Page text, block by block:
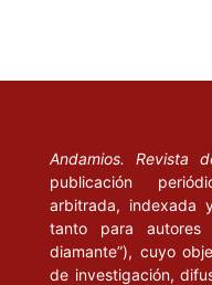
Andamios. Revista
publicación
arbitrada, indexada
tanto para autores
diamante”), cuyo
de investigación,